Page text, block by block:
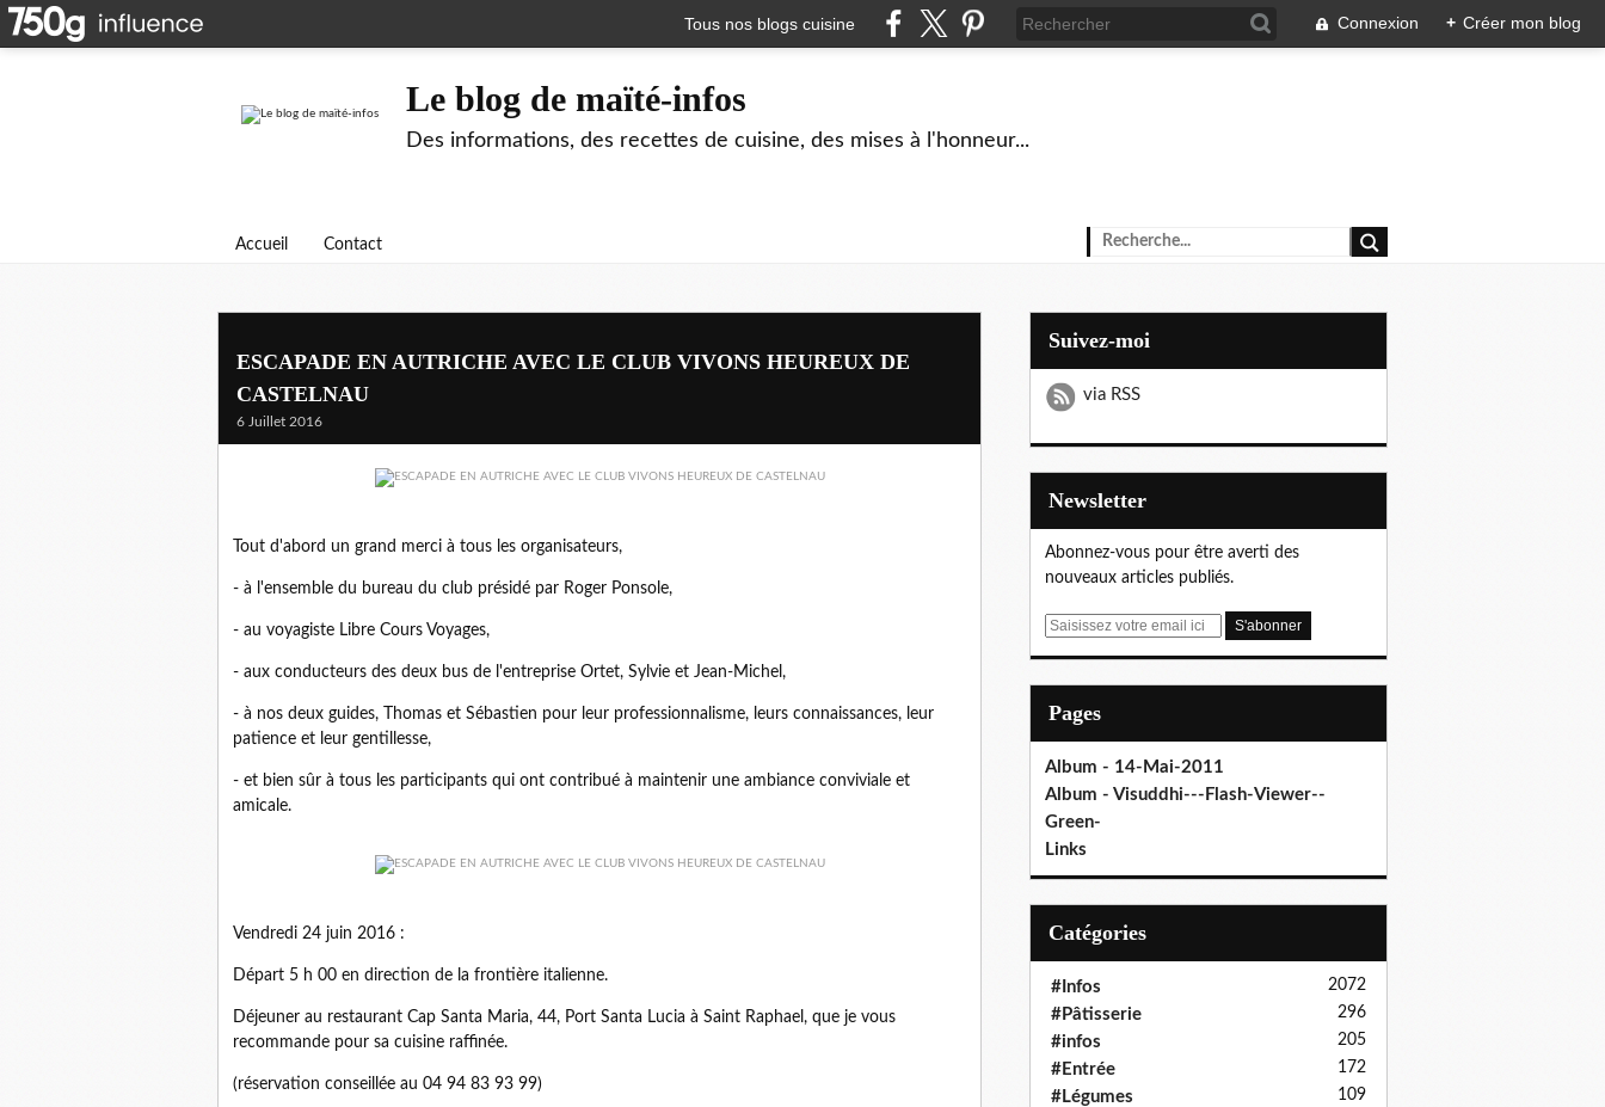
Tous nos blogs cuisine Connexion + Créer mon blog
Le blog de maïté-infos
Des informations, des recettes de cuisine, des mises à l'honneur...
Accueil Contact
ESCAPADE EN AUTRICHE AVEC LE CLUB VIVONS HEUREUX DE
CASTELNAU
6 Juillet 2016
Tout d'abord un grand merci à tous les organisateurs,
- à l'ensemble du bureau du club présidé par Roger Ponsole,
- au voyagiste Libre Cours Voyages,
- aux conducteurs des deux bus de l'entreprise Ortet, Sylvie et Jean-Michel,
- à nos deux guides, Thomas et Sébastien pour leur professionnalisme, leurs connaissances, leur
patience et leur gentillesse,
- et bien sûr à tous les participants qui ont contribué à maintenir une ambiance conviviale et
amicale.
Vendredi 24 juin 2016 :
Départ 5 h 00 en direction de la frontière italienne.
Déjeuner au restaurant Cap Santa Maria, 44, Port Santa Lucia à Saint Raphael, que je vous
recommande pour sa cuisine raffinée.
(réservation conseillée au 04 94 83 93 99)
Suivez-moi
via RSS
Newsletter
Abonnez-vous pour être averti des
nouveaux articles publiés.
E
Pages
Album - 14-Mai-2011
Album - Visuddhi---Flash-Viewer--
Green-
Links
Catégories
#Infos 2072
#Pâtisserie 296
#infos 205
#Entrée 172
#Légumes 109